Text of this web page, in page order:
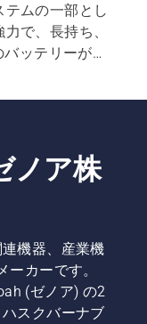
ムの一部とし
で、長持ち、
ッテリーが複
ノア株
機器、産業機
カーです。
(ゼノア) の2
スクバーナブ